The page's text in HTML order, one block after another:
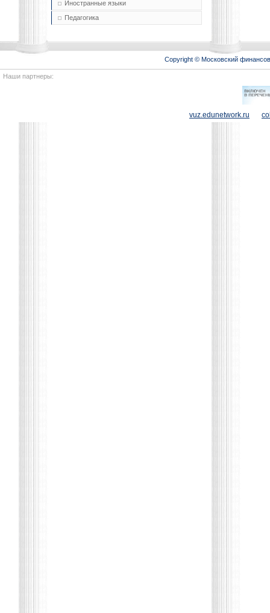
Иностранные языки
Педагогика
Copyright © Московский
Наши партнеры:
vuz.edunetwork.ru